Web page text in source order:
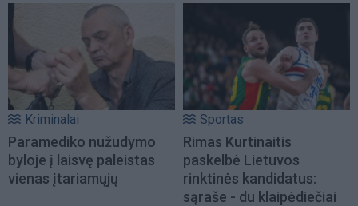
Kriminalai
Paramediko nužudymo
byloje į laisvę paleistas
vienas įtariamųjų
Sportas
Rimas Kurtinaitis
paskelbė Lietuvos
rinktinės kandidatus:
sąraše - du klaipėdiečiai